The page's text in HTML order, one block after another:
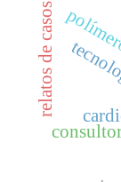
relatos de casos